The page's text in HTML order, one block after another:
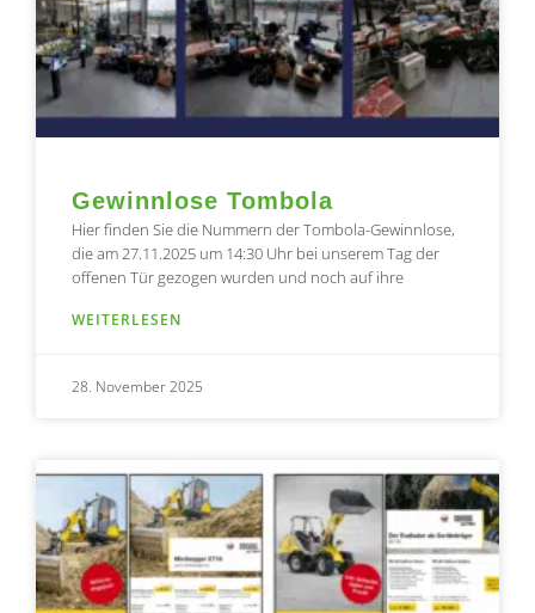
Gewinnlose Tombola
Hier finden Sie die Nummern der Tombola-Gewinnlose,
die am 27.11.2025 um 14:30 Uhr bei unserem Tag der
offenen Tür gezogen wurden und noch auf ihre
WEITERLESEN
28. November 2025